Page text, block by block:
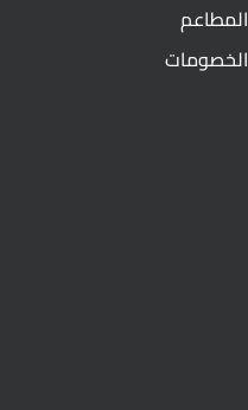
المطاعم
الخصومات